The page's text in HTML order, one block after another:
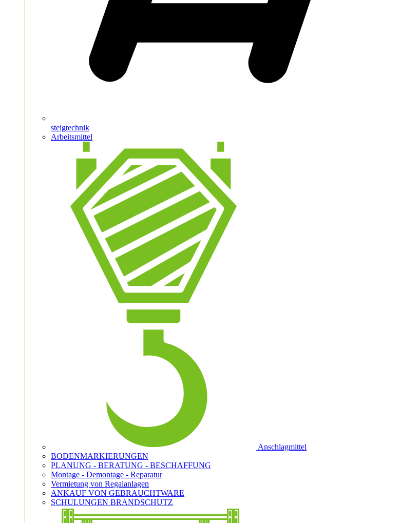
steigtechnik
Arbeitsmittel
Anschlagmittel
BODENMARKIERUNGEN
PLANUNG - BERATUNG - BESCHAFFUNG
Montage - Demontage - Reparatur
Vermietung von Regalanlagen
ANKAUF VON GEBRAUCHTWARE
SCHULUNGEN BRANDSCHUTZ